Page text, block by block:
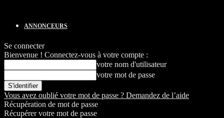
ANNONCEURS
Se connecter
Bienvenue ! Connectez-vous à votre compte :
votre nom d'utilisateur
votre mot de passe
Vous avez oublié votre mot de passe ? Demandez de l’aide
Récupération de mot de passe
Récupérer votre mot de passe